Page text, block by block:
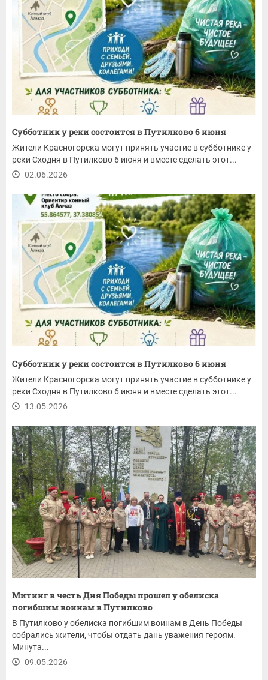
Субботник у реки состоится в Путилково 6 июня
Жители Красногорска могут принять участие в субботнике у
реки Сходня в Путилково 6 июня и вместе сделать этот...
02.06.2026
Субботник у реки состоится в Путилково 6 июня
Жители Красногорска могут принять участие в субботнике у
реки Сходня в Путилково 6 июня и вместе сделать этот...
13.05.2026
Митинг в честь Дня Победы прошел у обелиска
погибшим воинам в Путилково
В Путилково у обелиска погибшим воинам в День Победы
собрались жители, чтобы отдать дань уважения героям.
Минута...
09.05.2026